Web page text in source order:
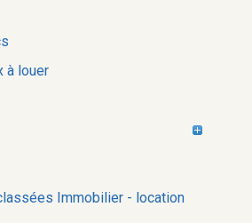
à louer
Immobilier - location